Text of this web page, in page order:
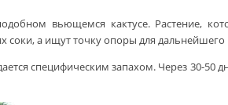
вьющемся кактусе. Растение,
соки, а ищут точку опоры для дальнейшего
специфическим запахом. Через 30-50